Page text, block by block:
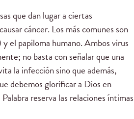
que dan lugar a ciertas
cáncer. Los más comunes son
el papiloma humano. Ambos virus
no basta con señalar que una
la infección sino que además,
debemos glorificar a Dios en
reserva las relaciones íntimas